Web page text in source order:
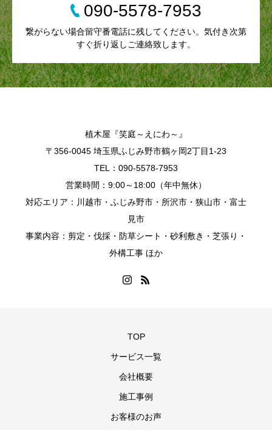
090-5578-7953
繋がらない場合留守番電話に残してください。気付き次第
すぐ折り返しご連絡致します。
植木屋『笑庭～えにわ～』
〒356-0045 埼玉県ふじみ野市鶴ヶ岡2丁目1-23
TEL：090-5578-7953
営業時間：9:00～18:00（年中無休）
対応エリア：川越市・ふじみ野市・所沢市・狭山市・富士
見市
事業内容：剪定・伐採・防草シート・砂利敷き・芝張り・
外構工事 ほか
TOP
サービス一覧
会社概要
施工事例
お客様のお声